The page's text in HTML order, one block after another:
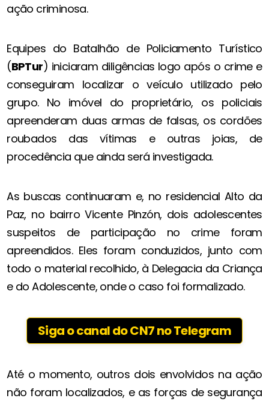
ação criminosa.
Equipes do Batalhão de Policiamento Turístico
(BPTur) iniciaram diligências logo após o crime e
conseguiram localizar o veículo utilizado pelo
grupo. No imóvel do proprietário, os policiais
apreenderam duas armas de falsas, os cordões
roubados das vítimas e outras joias, de
procedência que ainda será investigada.
As buscas continuaram e, no residencial Alto da
Paz, no bairro Vicente Pinzón, dois adolescentes
suspeitos de participação no crime foram
apreendidos. Eles foram conduzidos, junto com
todo o material recolhido, à Delegacia da Criança
e do Adolescente, onde o caso foi formalizado.
Siga o canal do CN7 no Telegram
Até o momento, outros dois envolvidos na ação
não foram localizados, e as forças de segurança